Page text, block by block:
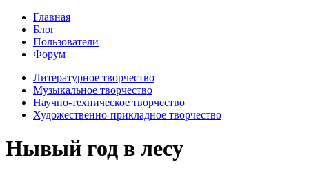
Главная
Блог
Пользователи
Форум
Литературное творчество
Музыкальное творчество
Научно-техническое творчество
Художественно-прикладное творчество
Нывый год в лесу